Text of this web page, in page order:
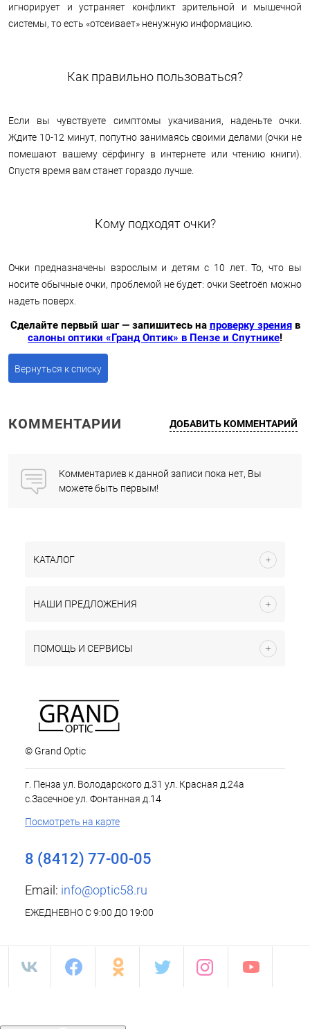
игнорирует и устраняет конфликт зрительной и мышечной
системы, то есть «отсеивает» ненужную информацию.
Как правильно пользоваться?
Если вы чувствуете симптомы укачивания, наденьте очки.
Ждите 10-12 минут, попутно занимаясь своими делами (очки не
помешают вашему сёрфингу в интернете или чтению книги).
Спустя время вам станет гораздо лучше.
Кому подходят очки?
Очки предназначены взрослым и детям с 10 лет. То, что вы
носите обычные очки, проблемой не будет: очки Seetroën можно
надеть поверх.
Сделайте первый шаг — запишитесь на проверку зренияв
салоны оптики «Гранд Оптик» в Пензе и Спутнике!
Вернуться к списку
КОММЕНТАРИИ ДОБАВИТЬ КОММЕНТАРИЙ
Комментариев к данной записи пока нет, Вы
можете быть первым!
КАТАЛОГ
НАШИ ПРЕДЛОЖЕНИЯ
ПОМОЩЬ И СЕРВИСЫ
© Grand Optic
г. Пенза ул. Володарского д.31 ул. Красная д.24а
с.Засечное ул. Фонтанная д.14
Посмотреть на карте
8 (8412) 77-00-05
Email: info@optic58.ru
ЕЖЕДНЕВНО С 9:00 ДО 19:00